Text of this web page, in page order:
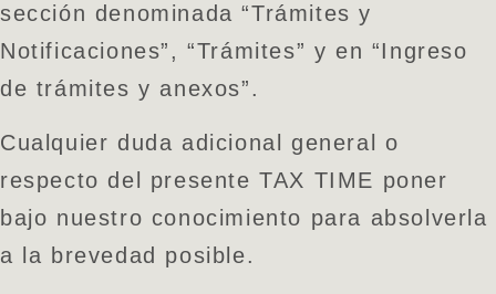
sección denominada “Trámites y
Notificaciones”, “Trámites” y en “Ingreso
de trámites y anexos”.
Cualquier duda adicional general o
respecto del presente TAX TIME poner
bajo nuestro conocimiento para absolverla
a la brevedad posible.